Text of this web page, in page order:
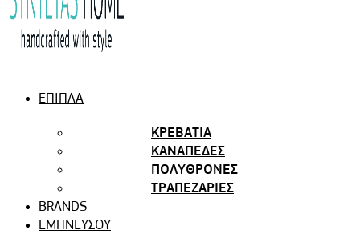
ΕΠΙΠΛΑ
ΚΡΕΒΑΤΙΑ
ΚΑΝΑΠΕΔΕΣ
ΠΟΛΥΘΡΟΝΕΣ
ΤΡΑΠΕΖΑΡΙΕΣ
BRANDS
ΕΜΠΝΕΥΣΟΥ